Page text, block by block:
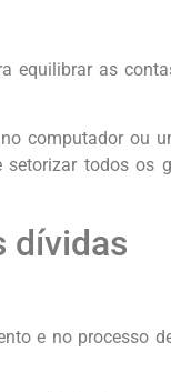
equilibrar as
computador ou
todos os
dívidas
e no processo